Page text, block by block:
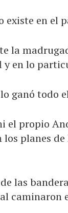
existe en el
la
y en lo
ganó todo
el propio
planes
las
caminaron